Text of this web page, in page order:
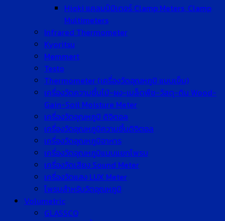
Hioki แคลมป์มิเตอร์ Clamp Meters, Clamp
Multimeters
Infrared Thermometer
Kyoritsu
Memmert
Testo
Thermometer (เครื่องวัดอุณหภูมิ แบบเข็ม)
เครื่องวัดความชื้นไม้-ผง-เมล็ดพืช-วัสดุ-ดิน Wood-
Gain-Soil Moisture Meter
เครื่องวัดอุณหภูมิ ดิจิตอล
เครื่องวัดอุณหภูมิความชื้นดิจิตอล
เครื่องวัดอุณหภูมิอาหาร
เครื่องวัดอุณหภูมิแบบแยกโพรบ
เครื่องวัดเสียง Sound Meter
เครื่องวัดแสง LUX Meter
โพรบสำหรับวัดอุณหภูมิ
Volumetric
GLASSCO